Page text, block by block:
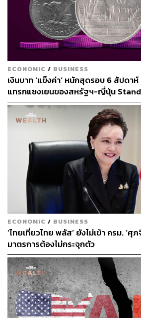
นโยบายและมาตรการทางการเงินแน
การเติบโตทางเศรษฐกิจในระยะยาวม
หวือหวาในระยะสั้น
ทั้งนี้ เศรษฐกิจของจีนในเวลานี้กำลังชะ
ชัดในช่วงหลายเดือนที่ผ่านมา โดยคำพู
หลี่เค่อเฉียงครั้งนี้มีขึ้นหลังเศรษฐกิจจี
เพิ่มเติมในเดือนตุลาคม อันเป็นผลมา
พลังงาน ซึ่งกระทบต่อภาคการผลิต ข
มาตรการเข้มงวดเด็ดขาดเพื่อควบคุม
วิด ทำให้การใช้จ่ายในช่วงวันหยุดของ
อ้างอิง:
https://edition.cnn.com/2021/
china-economy/index.html
https://www.aljazeera.com/
s-premier-warns-of-new-
ช่องทางติดตามTHE STANDARD
Twitter:twitter.com/standard_wealth
Instagram:instagram.com/
Official Line:https://lin.ee/xfPbXUP
ECONOMIC / BUSINESS
เงินบาท ‘แข็งค่า’ หนักสุดรอบ 6 สัปดา
แทรกแซงเยนของสหรัฐฯ-ญี่ปุ่น
เปิดเป้าสิ้นปีนี้จ่อแข็งต่อแตะ 32.50 บา
ECONOMIC / BUSINESS
‘ไทยเที่ยวไทย พลัส’ ยังไม่เข้า ครม. ‘ศุ
มาตรการต้องไม่กระจุกตัว